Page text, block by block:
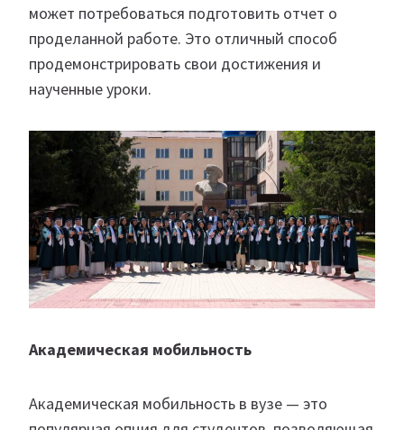
может потребоваться подготовить отчет о
проделанной работе. Это отличный способ
продемонстрировать свои достижения и
наученные уроки.
Академическая мобильность
Академическая мобильность в вузе — это